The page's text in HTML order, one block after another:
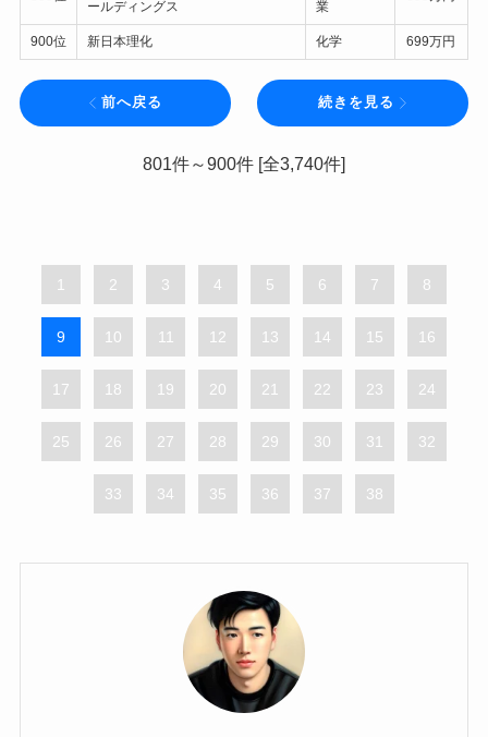
ールディングス
業
900位 新日本理化 化学 699万円
前へ戻る 続きを見る
801件～900件 [全3,740件]
1 2 3 4 5 6 7 8
9 10 11 12 13 14 15 16
17 18 19 20 21 22 23 24
25 26 27 28 29 30 31 32
33 34 35 36 37 38